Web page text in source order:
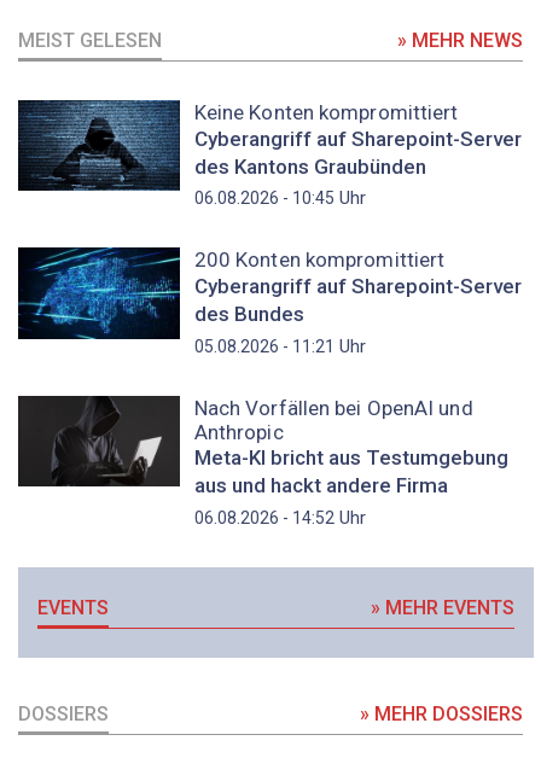
MEIST GELESEN » MEHR NEWS
Keine Konten kompromittiert
Cyberangriff auf Sharepoint-Server
des Kantons Graubünden
06.08.2026 - 10:45 Uhr
200 Konten kompromittiert
Cyberangriff auf Sharepoint-Server
des Bundes
05.08.2026 - 11:21 Uhr
Nach Vorfällen bei OpenAI und
Anthropic
Meta-KI bricht aus Testumgebung
aus und hackt andere Firma
06.08.2026 - 14:52Uhr
EVENTS » MEHR EVENTS
DOSSIERS » MEHR DOSSIERS